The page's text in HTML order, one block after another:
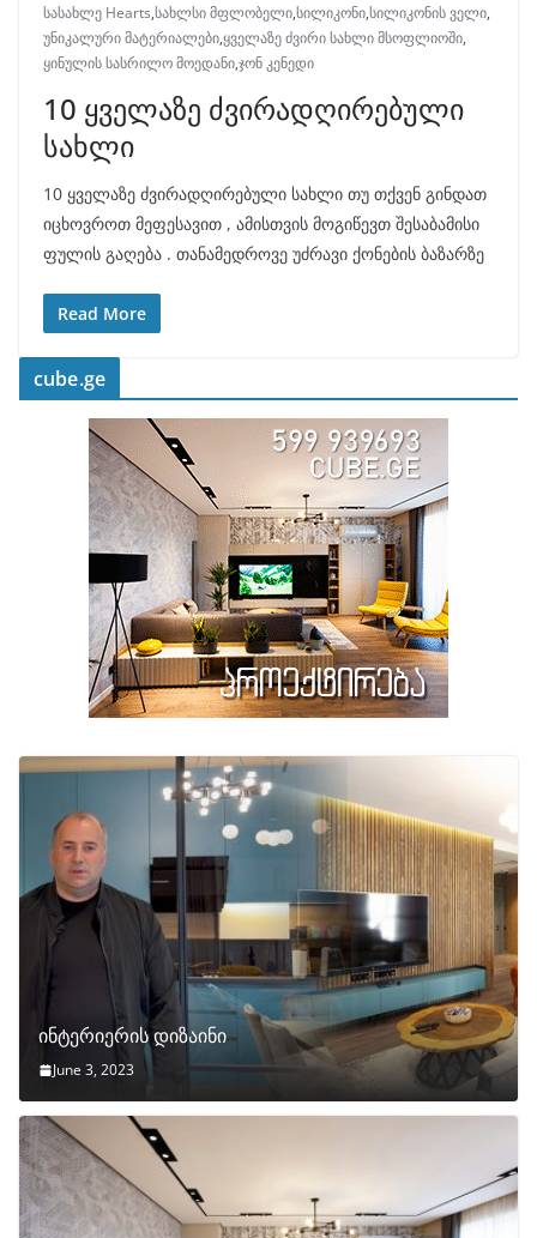
სასახლე Hearts,სახლსი მფლობელი,სილიკონი,სილიკონის ველი,
უნიკალური მატერიალები,ყველაზე ძვირი სახლი მსოფლიოში,
ყინულის სასრილო მოედანი,ჯონ კენედი
10 ყველაზე ძვირადღირებული
სახლი
10 ყველაზე ძვირადღირებული სახლი თუ თქვენ გინდათ
იცხოვროთ მეფესავით , ამისთვის მოგიწევთ შესაბამისი
ფულის გაღება . თანამედროვე უძრავი ქონების ბაზარზე
Read More
cube.ge
ინტერიერის დიზაინი
June 3, 2023